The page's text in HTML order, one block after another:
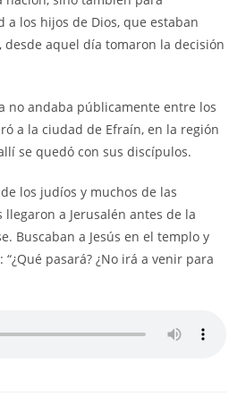
a los hijos de Dios, que estaban
desde aquel día tomaron la decisión
no andaba públicamente entre los
a la ciudad de Efraín, en la región
se quedó con sus discípulos.
los judíos y muchos de las
a Jerusalén antes de la
Buscaban a Jesús en el templo y
pasará? ¿No irá a venir para